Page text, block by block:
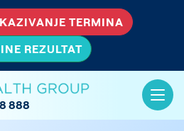
TERMINA
REZULTAT
888